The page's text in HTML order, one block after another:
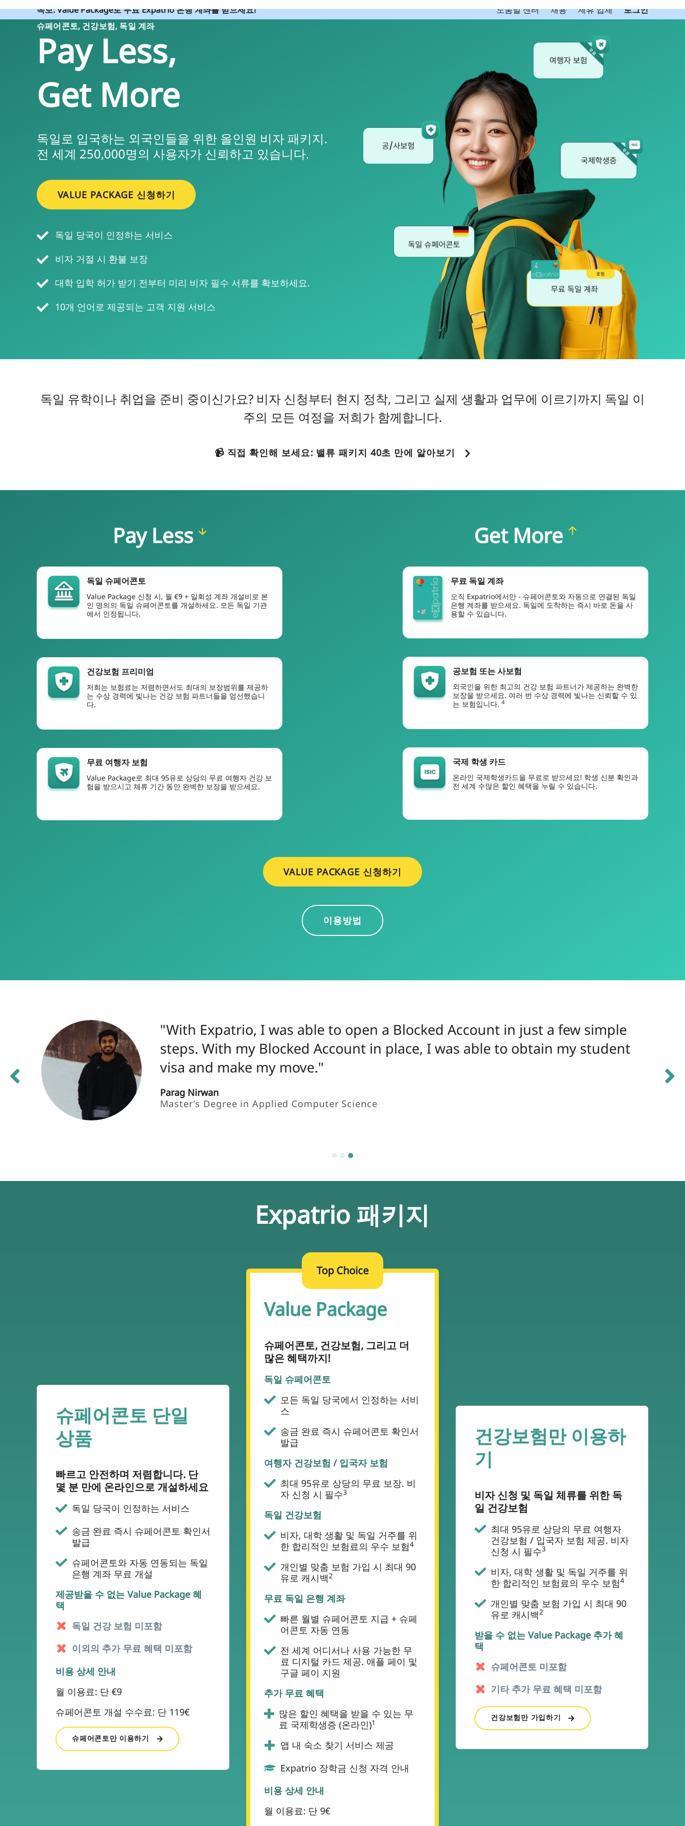
속보: Value Package로 무료 Expatrio 은행 계좌를 받으세요! 도움말 센터 채용 제휴 업체
로그인
슈페어콘토, 건강보험, 독일 계좌
Pay Less,
Get More
독일로 입국하는 외국인들을 위한 올인원 비자 패키지.
전 세계 250,000명의 사용자가 신뢰하고 있습니다.
VALUE PACKAGE 신청하기
독일 당국이 인정하는 서비스
비자 거절 시 환불 보장
대학 입학 허가 받기 전부터 미리 비자 필수 서류를 확보하세요.
10개 언어로 제공되는 고객 지원 서비스
독일 유학이나 취업을 준비 중이신가요? 비자 신청부터 현지 정착, 그리고 실제 생활과 업무에 이르기까지 독일 이
주의 모든 여정을 저희가 함께합니다.
📹 직접 확인해 보세요: 밸류 패키지 40초 만에 알아보기
Pay Less
독일 슈페어콘토
Value Package 신청 시, 월 €9 + 일회성 계좌 개설비로 본
인 명의의 독일 슈페어콘토를 개설하세요. 모든 독일 기관
에서 인정됩니다.
건강보험 프리미엄
저희는 보험료는 저렴하면서도 최대의 보장범위를 제공하
는 수상 경력에 빛나는 건강 보험 파트너들을 엄선했습니
다.
무료 여행자 보험
Value Package로 최대 95유로 상당의 무료 여행자 건강 보
험을 받으시고 체류 기간 동안 완벽한 보장을 받으세요.
Get More
무료 독일 계좌
오직 Expatrio에서만 - 슈페어콘토와 자동으로 연결된 독일
은행 계좌를 받으세요. 독일에 도착하는 즉시 바로 돈을 사
용할 수 있습니다.
공보험 또는 사보험
외국인을 위한 최고의 건강 보험 파트너가 제공하는 완벽한
보장을 받으세요. 여러 번 수상 경력에 빛나는 신뢰할 수 있
는 보험입니다. 4
국제 학생 카드
온라인 국제학생카드을 무료로 받으세요! 학생 신분 확인과
전 세계 수많은 할인 혜택을 누릴 수 있습니다.
VALUE PACKAGE 신청하기
이용방법
"With Expatrio, I was able to open a Blocked Account in just a few simple
steps. With my Blocked Account in place, I was able to obtain my student
visa and make my move."
Parag Nirwan
Master's Degree in Applied Computer Science
Expatrio 패키지
슈페어콘토 단일
상품
빠르고 안전하며 저렴합니다. 단
몇 분 만에 온라인으로 개설하세요
독일 당국이 인정하는 서비스
송금 완료 즉시 슈페어콘토 확인서
발급
슈페어콘토와 자동 연동되는 독일
은행 계좌 무료 개설
제공받을 수 없는 Value Package 혜
택
독일 건강 보험 미포함
이외의 추가 무료 혜택 미포함
비용 상세 안내
월 이용료: 단 €9
슈페어콘토 개설 수수료: 단 119€
슈페어콘토만 이용하기
Top Choice
Value Package
슈페어콘토, 건강보험, 그리고 더
많은 혜택까지!
독일 슈페어콘토
모든 독일 당국에서 인정하는 서비
스
송금 완료 즉시 슈페어콘토 확인서
발급
여행자 건강보험 / 입국자 보험
최대 95유로 상당의 무료 보장. 비
자 신청 시 필수3
독일 건강보험
비자, 대학 생활 및 독일 거주를 위
한 합리적인 보험료의 우수 보험4
개인별 맞춤 보험 가입 시 최대 90
유로 캐시백2
무료 독일 은행 계좌
빠른 월별 슈페어콘토 지급 + 슈페
어콘토 자동 연동
전 세계 어디서나 사용 가능한 무
료 디지털 카드 제공. 애플 페이 및
구글 페이 지원
추가 무료 혜택
많은 할인 혜택을 받을 수 있는 무
료 국제학생증 (온라인)1
앱 내 숙소 찾기 서비스 제공
Expatrio 장학금 신청 자격 안내
비용 상세 안내
월 이용료: 단 9€
건강보험만 이용하
기
비자 신청 및 독일 체류를 위한 독
일 건강보험
최대 95유로 상당의 무료 여행자
건강보험 / 입국자 보험 제공. 비자
신청 시 필수3
비자, 대학 생활 및 독일 거주를 위
한 합리적인 보험료의 우수 보험4
개인별 맞춤 보험 가입 시 최대 90
유로 캐시백2
받을 수 없는 Value Package 추가 혜
택
슈페어콘토 미포함
기타 추가 무료 혜택 미포함
건강보험만 가입하기